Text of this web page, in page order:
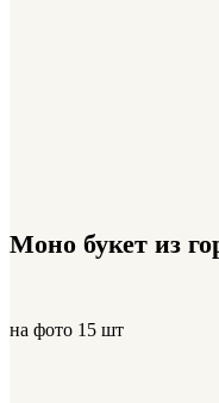
Моно букет из
на фото 15 шт